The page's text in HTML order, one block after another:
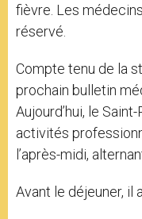
fièvre. Les
réservé.
Compte tenu de la
prochain bulletin
Aujourd’hui, le
activités
l’après-midi,
Avant le déjeuner, il